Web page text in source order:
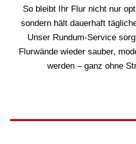
So bleibt Ihr Flur nicht nur
sondern hält dauerhaft
Unser Rundum-Service
Flurwände wieder sauber,
werden – ganz ohne